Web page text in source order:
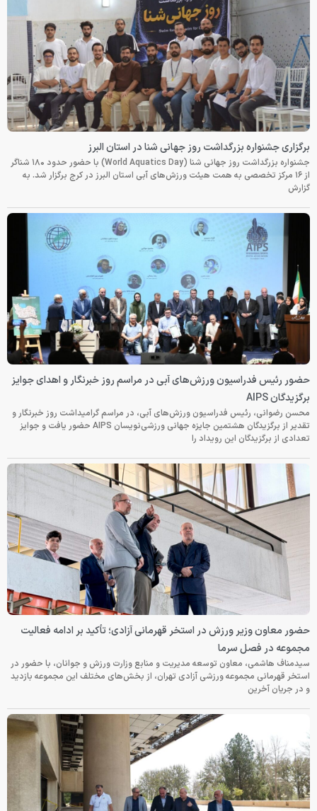
برگزاری جشنواره بزرگداشت روز جهانی شنا در استان البرز
جشنواره بزرگداشت روز جهانی شنا (World Aquatics Day) با حضور حدود ۱۸۰ شناگر
از ۱۶ مرکز تخصصی به همت هیئت ورزش‌های آبی استان البرز در کرج برگزار شد. به
گزارش
حضور رئیس فدراسیون ورزش‌های آبی در مراسم روز خبرنگار و اهدای جوایز
برگزیدگان AIPS
محسن رضوانی، رئیس فدراسیون ورزش‌های آبی، در مراسم گرامیداشت روز خبرنگار و
تقدیر از برگزیدگان هشتمین جایزه جهانی ورزشی‌نویسان AIPS حضور یافت و جوایز
تعدادی از برگزیدگان این رویداد را
حضور معاون وزیر ورزش در استخر قهرمانی آزادی؛ تأکید بر ادامه فعالیت
مجموعه در فصل سرما
سیدمناف هاشمی، معاون توسعه مدیریت و منابع وزارت ورزش و جوانان، با حضور در
استخر قهرمانی مجموعه ورزشی آزادی تهران، از بخش‌های مختلف این مجموعه بازدید
و در جریان آخرین